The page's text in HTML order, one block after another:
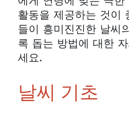
활동을 제공하는 것이
들이 흥미진진한 날씨
록 돕는 방법에 대한
세요.
날씨 기초